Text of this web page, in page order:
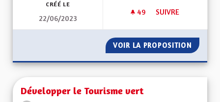
CRÉÉ LE
22/06/2023
49 49 ABONNÉS
SUIVRE
VOIR LA PROPOSITION DROIT
Développer le Tourisme vert